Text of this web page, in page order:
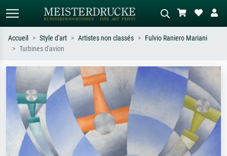
Recherchez par artiste, titre ou style –
ex. Monet, Nuit étoilée,
impressionnisme, vague de Hokusai,
Décrivez la scène – ex. prairie verte,
abstrait avec beaucoup de rouge,
tableau sombre, nu debout près d'un
Accueil Style d'art Artistes non classés
Fulvio Raniero Mariani
Turbines d'avion